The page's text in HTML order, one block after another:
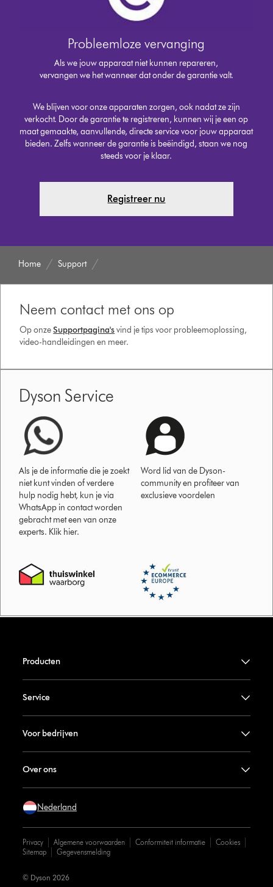
Probleemloze vervanging
Als we jouw apparaat niet kunnen repareren,
vervangen we het wanneer dat onder de garantie valt.
We blijven voor onze apparaten zorgen, ook nadat ze zijn
verkocht. Door de garantie te registreren, kunnen wij je een op
maat gemaakte, aanvullende, directe service voor jouw apparaat
bieden. Zelfs wanneer de garantie is beëindigd, staan we nog
steeds voor je klaar.
Registreer nu
Home Support
Neem contact met ons op
Op onzeSupportpagina'svind je tips voor probleemoplossing,
video-handleidingen en meer.
Dyson Service
Als je de informatie die je zoekt
niet kunt vinden of verdere
hulp nodig hebt, kun je via
WhatsApp in contact worden
gebracht met een van onze
experts. Klik hier.
Word lid van de Dyson-
community en profiteer van
exclusieve voordelen
Producten
Service
Voor bedrijven
Over ons
Nederland
Privacy Algemene voorwaarden Conformiteit informatie
Cookies
Sitemap
Gegevensmelding
© Dyson 2026